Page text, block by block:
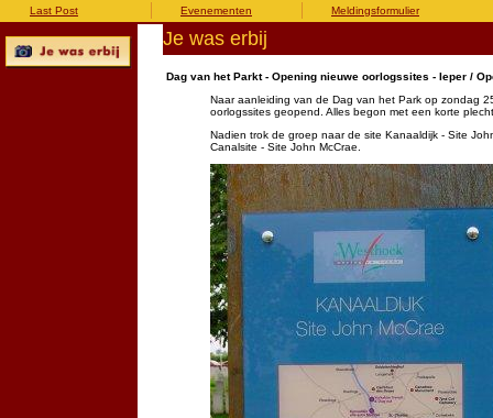
Last Post Evenementen Meldingsformulier
Je was erbij
Dag van het Parkt - Opening nieuwe oorlogssites - Ieper /
Naar aanleiding van de Dag van het Park op zondag
oorlogssites geopend. Alles begon met een korte
Nadien trok de groep naar de site Kanaaldijk - Site
Canalsite - Site John McCrae.